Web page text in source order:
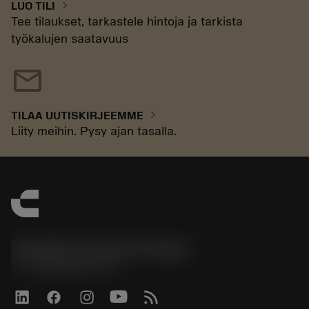
LUO TILI chevron_right
Tee tilaukset, tarkastele hintoja ja tarkista
työkalujen saatavuus
mail
TILAA UUTISKIRJEEMME chevron_right
Liity meihin. Pysy ajan tasalla.